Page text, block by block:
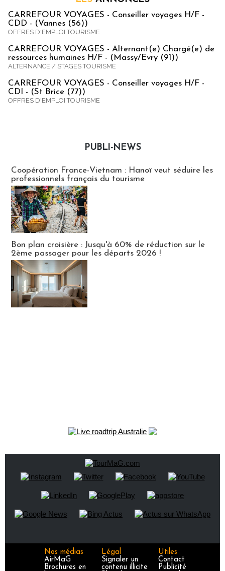
CARREFOUR VOYAGES - Conseiller voyages H/F -
CDD - (Vannes (56))
OFFRES D'EMPLOI TOURISME
CARREFOUR VOYAGES - Alternant(e) Chargé(e) de
ressources humaines H/F - (Massy/Evry (91))
ALTERNANCE / STAGES TOURISME
CARREFOUR VOYAGES - Conseiller voyages H/F -
CDI - (St Brice (77))
OFFRES D'EMPLOI TOURISME
PUBLI-NEWS
Coopération France-Vietnam : Hanoï veut séduire les
professionnels français du tourisme
Bon plan croisière : Jusqu'à 60% de réduction sur le
2ème passager pour les départs 2026 !
Nos médias
AirMaG
Brochures en
Légal
Signaler un
contenu illicite
Utiles
Contact
Publicité